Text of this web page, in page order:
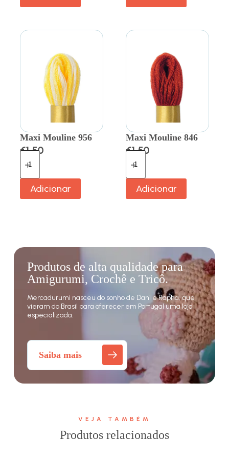
Maxi Mouline 956
€1.50
Adicionar
Maxi Mouline 846
€1.50
Adicionar
Produtos de alta qualidade para
Amigurumi, Crochê e Tricô.
Mercadurumi nasceu do sonho de Dani e Rapha, que
vieram do Brasil para oferecer em Portugal uma loja
especializada.
Saiba mais
VEJA TAMBÉM
Produtos relacionados